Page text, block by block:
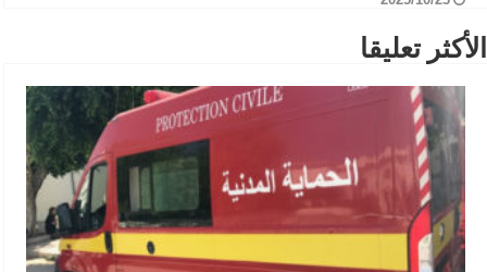
الأكثر تعليقا